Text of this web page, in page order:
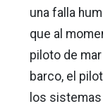
una falla
que al
piloto de
barco, el
los